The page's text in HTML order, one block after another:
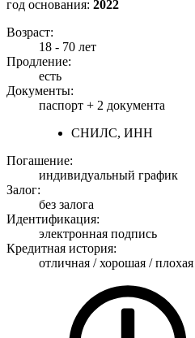
год основания: 2022
Возраст:
18 - 70 лет
Продление:
есть
Документы:
паспорт + 2 документа
СНИЛС, ИНН
Погашение:
индивидуальный график
Залог:
без залога
Идентификация:
электронная подпись
Кредитная история:
отличная / хорошая /